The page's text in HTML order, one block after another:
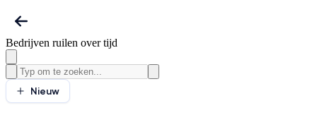
Bedrijven ruilen over tijd
Nieuw